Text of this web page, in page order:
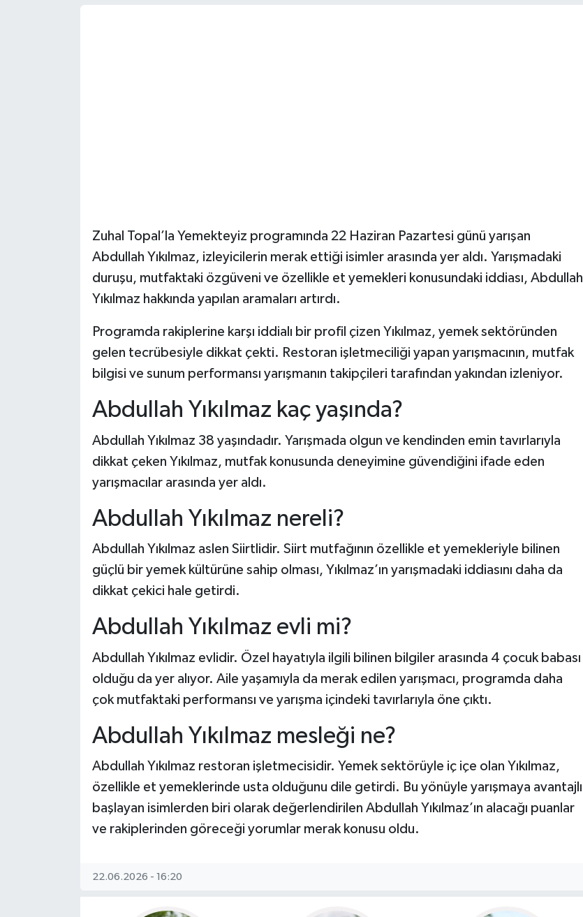
Zuhal Topal’la Yemekteyiz programında 22 Haziran Pazartesi günü yarışan
Abdullah Yıkılmaz, izleyicilerin merak ettiği isimler arasında yer aldı. Yarışmadaki
duruşu, mutfaktaki özgüveni ve özellikle et yemekleri konusundaki iddiası, Abdullah
Yıkılmaz hakkında yapılan aramaları artırdı.
Programda rakiplerine karşı iddialı bir profil çizen Yıkılmaz, yemek sektöründen
gelen tecrübesiyle dikkat çekti. Restoran işletmeciliği yapan yarışmacının, mutfak
bilgisi ve sunum performansı yarışmanın takipçileri tarafından yakından izleniyor.
Abdullah Yıkılmaz kaç yaşında?
Abdullah Yıkılmaz 38 yaşındadır. Yarışmada olgun ve kendinden emin tavırlarıyla
dikkat çeken Yıkılmaz, mutfak konusunda deneyimine güvendiğini ifade eden
yarışmacılar arasında yer aldı.
Abdullah Yıkılmaz nereli?
Abdullah Yıkılmaz aslen Siirtlidir. Siirt mutfağının özellikle et yemekleriyle bilinen
güçlü bir yemek kültürüne sahip olması, Yıkılmaz’ın yarışmadaki iddiasını daha da
dikkat çekici hale getirdi.
Abdullah Yıkılmaz evli mi?
Abdullah Yıkılmaz evlidir. Özel hayatıyla ilgili bilinen bilgiler arasında 4 çocuk babası
olduğu da yer alıyor. Aile yaşamıyla da merak edilen yarışmacı, programda daha
çok mutfaktaki performansı ve yarışma içindeki tavırlarıyla öne çıktı.
Abdullah Yıkılmaz mesleği ne?
Abdullah Yıkılmaz restoran işletmecisidir. Yemek sektörüyle iç içe olan Yıkılmaz,
özellikle et yemeklerinde usta olduğunu dile getirdi. Bu yönüyle yarışmaya avantajlı
başlayan isimlerden biri olarak değerlendirilen Abdullah Yıkılmaz’ın alacağı puanlar
ve rakiplerinden göreceği yorumlar merak konusu oldu.
22.06.2026 - 16:20
Küre Haberleri
Merkez Haberleri
Şenpazar Haberleri
Seydiler Haberleri
Taşköprü Haberleri
Karadeniz Haberleri
Ulusal Haberler
Siyaset Haberleri
Dünya Haberleri
Yerel Haberler
Haber Arşivi